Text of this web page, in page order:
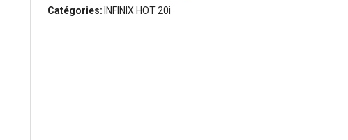
Catégories: INFINIX HOT 20i